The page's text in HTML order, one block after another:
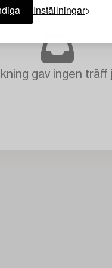
Inställningar
gav ingen träff